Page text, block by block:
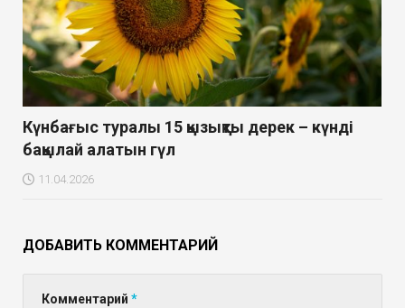
Күнбағыс туралы 15 қызықты дерек – күнді
бақылай алатын гүл
11.04.2026
ДОБАВИТЬ КОММЕНТАРИЙ
Комментарий *